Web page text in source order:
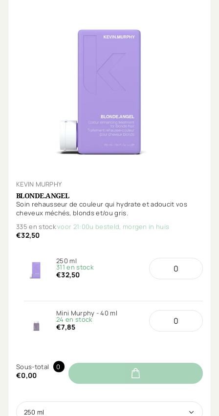
KEVIN MURPHY
BLONDE.ANGEL
Soin rehausseur de couleur qui hydrate et adoucit vos
cheveux méchés, blonds et/ou gris.
335 en stockvoor 21:00u besteld, morgen in huis
€32,50
250 ml
311 en stock
€32,50
Mini Murphy - 40 ml
24 en stock
€7,85
Sous-total 0
€0,00